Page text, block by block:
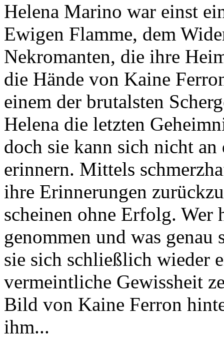
Helena Marino war einst
Ewigen Flamme, dem
Nekromanten, die ihre
die Hände von Kaine
einem der brutalsten
Helena die letzten
doch sie kann sich nicht an
erinnern. Mittels
ihre Erinnerungen
scheinen ohne Erfolg. Wer
genommen und was
sie sich schließlich wieder
vermeintliche Gewissheit
Bild von Kaine Ferron
ihm...